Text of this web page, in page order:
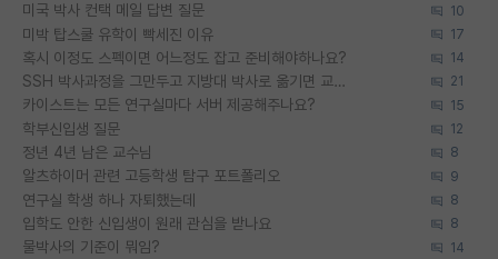
미국 박사 컨택 메일 답변 질문 10
미박 탑스쿨 유학이 빡세진 이유 17
혹시 이정도 스펙이면 어느정도 잡고 준비해야하나요? 14
SSH 박사과정을 그만두고 지방대 박사로 옮기면 교수의 꿈은 끝일까요? 21
카이스트는 모든 연구실마다 서버 제공해주나요? 15
학부신입생 질문 12
정년 4년 남은 교수님 8
알츠하이머 관련 고등학생 탐구 포트폴리오 9
연구실 학생 하나 자퇴했는데 8
입학도 안한 신입생이 원래 관심을 받나요 8
물박사의 기준이 뭐임? 14